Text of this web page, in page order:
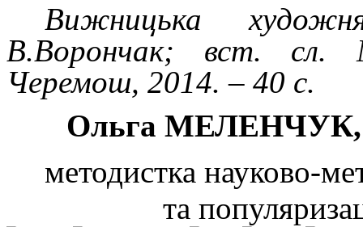
Вижницька
В.Ворончак; вст.
Черемош, 2014. – 40 с.
Ольга
методистканауково-
та